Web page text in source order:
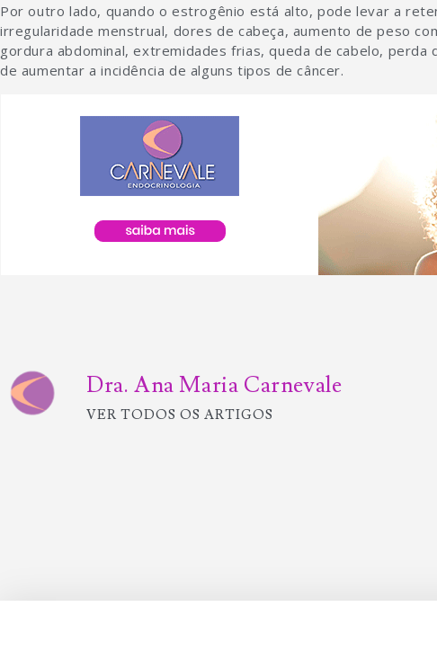
Por outro lado, quando o estrogênio está alto, pode levar a
irregularidade menstrual, dores de cabeça, aumento de peso
gordura abdominal, extremidades frias, queda de cabelo, perda
de aumentar a incidência de alguns tipos de câncer.
Dra. Ana Maria Carnevale
VER TODOS OS ARTIGOS